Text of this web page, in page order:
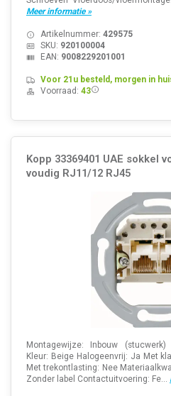
Meer informatie »
Artikelnummer: 429575
SKU: 920100004
EAN: 9008229201001
Voor 21u besteld, morgen in
Voorraad: 43
Kopp 33369401 UAE sokkel
voudig RJ11/12 RJ45
Montagewijze: Inbouw
Kleur: Beige Halogeenvrij: Ja Met
Met trekontlasting: Nee
Zonder label Contactuitvoering: Fe...